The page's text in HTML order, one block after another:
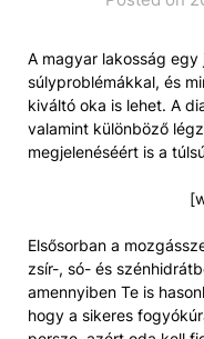
A magyar lakosság
súlyproblémákkal, és
kiváltó oka is lehet. A
valamint különböző
megjelenéséért is a
Elsősorban a
zsír-, só- és
amennyiben Te is
hogy a sikeres